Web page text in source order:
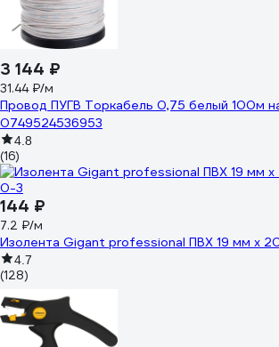
3 144 ₽
31.44 ₽/м
Провод ПУГВ Торкабель 0,75 белый 100м
0749524536953
4.8
(16)
144 ₽
7.2 ₽/м
Изолента Gigant professional ПВХ 19 мм х
4.7
(128)